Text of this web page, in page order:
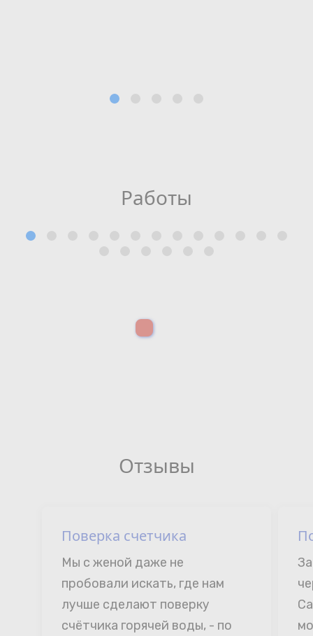
Работы
Отзывы
Поверка счетчика
Мы с женой даже не
пробовали искать, где нам
лучше сделают поверку
счётчика горячей воды, - по